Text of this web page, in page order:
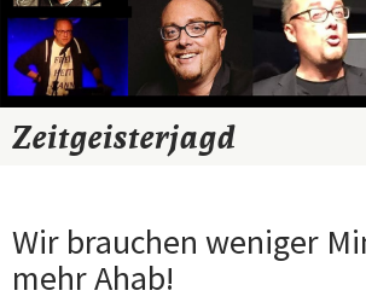
Zeitgeisterjagd
Suchen
Zum
Wir brauchen weniger
mehr Ahab!